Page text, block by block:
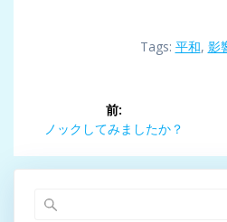
Tags: 平和, 影
ナ
前:
前
投
ノックしてみましたか？